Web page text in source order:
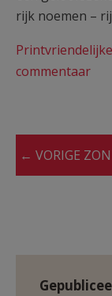
rijk noemen –
commentaar
← VORIGE